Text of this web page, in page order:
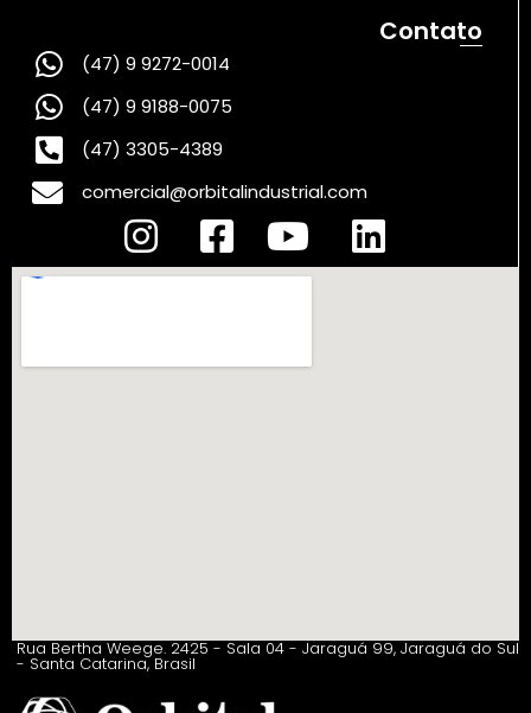
Contato
(47) 9 9272-0014
(47) 9 9188-0075
(47) 3305-4389
comercial@orbitalindustrial.com
Rua Bertha Weege. 2425 - Sala 04 - Jaraguá 99, Jaraguá do Sul
- Santa Catarina, Brasil